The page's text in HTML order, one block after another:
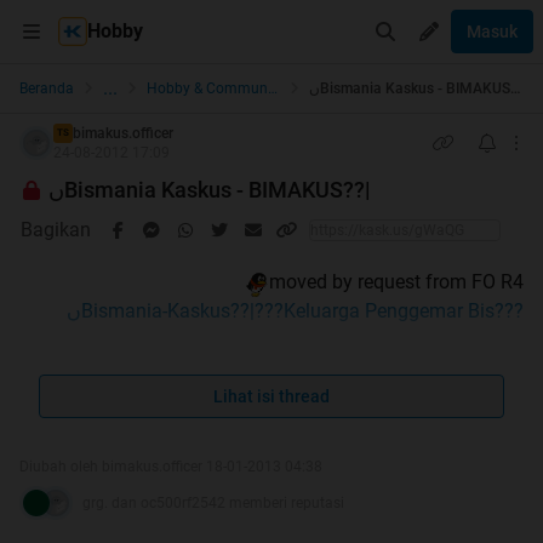
Hobby Masuk
Beranda ... Hobby & Community
TS
bimakus.officer
ںBismania Kaskus - BIMAKUS??|
Bagikan
ںBismania-Kaskus??|???Keluarga Penggemar Bis???
Izin ke pada Momod semuanya
Lihat isi thread